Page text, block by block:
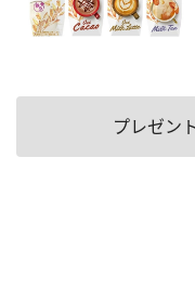
プレゼン